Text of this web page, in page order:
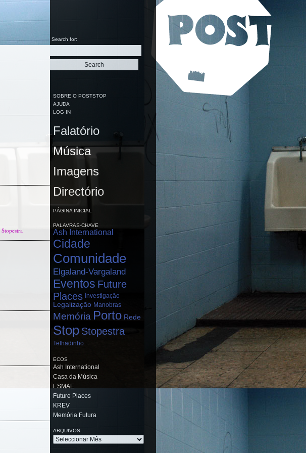
Stopestra
Search for:
SOBRE O POSTSTOP
AJUDA
LOG IN
Falatório
Música
Imagens
Directório
PÁGINA INICIAL
PALAVRAS-CHAVE
Ash International
Cidade
Comunidade
Elgaland-Vargaland
Eventos Future
Places Investigação
Legalização Manobras
Memória Porto Rede
Stop Stopestra
Telhadinho
ECOS
Ash International
Casa da Música
ESMAE
Future Places
KREV
Memória Futura
ARQUIVOS